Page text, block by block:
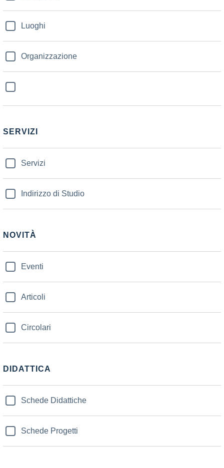
Luoghi
Organizzazione
SERVIZI
Servizi
Indirizzo di Studio
NOVITÀ
Eventi
Articoli
Circolari
DIDATTICA
Schede Didattiche
Schede Progetti